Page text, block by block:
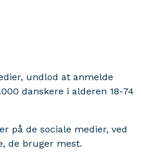
undlod at anmelde
danskere i alderen 18-74
på de sociale medier, ved
de bruger mest.